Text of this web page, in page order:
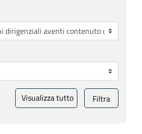
Visualizza tutto Filtra